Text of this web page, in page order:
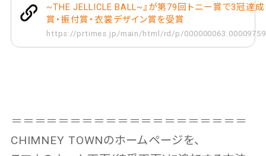
~THE JELLICLE BALL~』が第79回トニー賞で3冠達成
賞・振付賞・衣裳デザイン賞を受賞
https://prtimes.jp/main/html/rd/p/
＝＝＝＝＝＝＝＝＝＝＝＝＝＝＝＝＝＝＝＝
CHIMNEY TOWNのホームページを、